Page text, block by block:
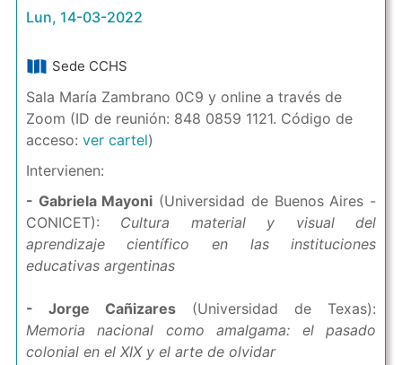
Lun, 14-03-2022
Sede CCHS
Sala María Zambrano 0C9 y online a través de
Zoom (ID de reunión: 848 0859 1121. Código de
acceso: ver cartel)
Intervienen:
- Gabriela Mayoni (Universidad de Buenos Aires -
CONICET): Cultura material y visual del
aprendizaje científico en las instituciones
educativas argentinas
- Jorge Cañizares(Universidad de Texas):
Memoria nacional como amalgama: el pasado
colonial en el XIX y el arte de olvidar